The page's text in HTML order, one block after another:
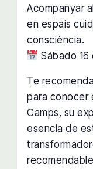
Acompanyar
en espais
consciència.
Sábado 16
Te
para conocer
Camps, su
esencia de